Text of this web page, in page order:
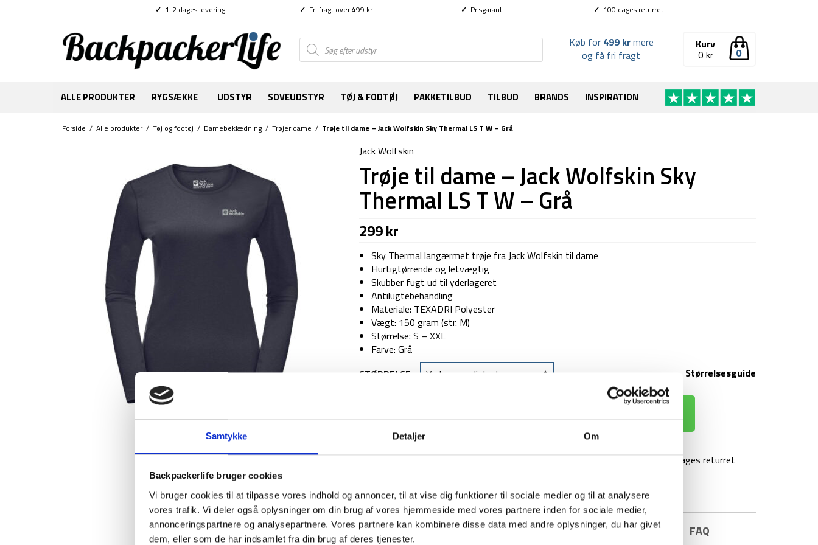
Samtykke Detaljer Om
Backpackerlife bruger cookies
Vi bruger cookies til at tilpasse vores indhold og annoncer, til at vise dig funktioner til sociale medier og til at analysere
vores trafik. Vi deler også oplysninger om din brug af vores hjemmeside med vores partnere inden for sociale medier,
annonceringspartnere og analysepartnere. Vores partnere kan kombinere disse data med andre oplysninger, du har givet
dem, eller som de har indsamlet fra din brug af deres tjenester.
✓ 1-2 dages levering ✓ Fri fragt over 499 kr ✓ Prisgaranti ✓ 100 dages returret
Products
search 0
Kurv
0 kr
Køb for 499 krmere
og få fri fragt
ALLE PRODUKTER RYGSÆKKE UDSTYR SOVEUDSTYR TØJ & FODTØJ PAKKETILBUD TILBUD BRANDS INSPIRATION
Forside / Alle produkter/ Tøj og fodtøj / Damebeklædning / Trøjer dame / Trøje til dame – Jack Wolfskin Sky Thermal LS T W – Grå
Jack Wolfskin
Trøje til dame – Jack Wolfskin Sky
Thermal LS T W – Grå
299kr
Sky Thermal langærmet trøje fra Jack Wolfskin til dame
Hurtigtørrende og letvægtig
Skubber fugt ud til yderlageret
Antilugtebehandling
Materiale: TEXADRI Polyester
Vægt: 150 gram (str. M)
Størrelse: S – XXL
Farve: Grå
Størrelsesguide
STØRRELSE
1-2 dages levering Fri fragt over 499 kr 100 dages returret
BESKRIVELSE YDERLIGERE INFORMATION BRAND FAQ